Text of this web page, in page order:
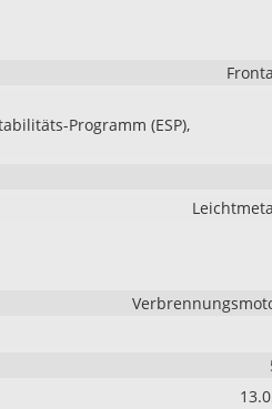
Programm (ESP),